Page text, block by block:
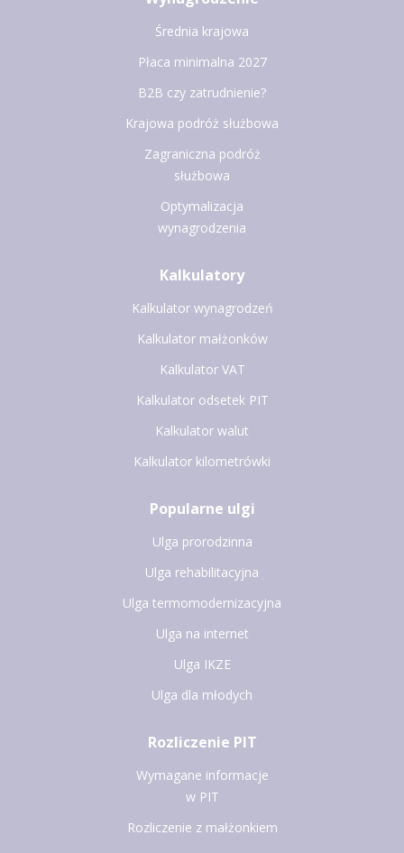
Średnia krajowa
Płaca minimalna 2027
B2B czy zatrudnienie?
Krajowa podróż służbowa
Zagraniczna podróż
służbowa
Optymalizacja
wynagrodzenia
Kalkulatory
Kalkulator wynagrodzeń
Kalkulator małżonków
Kalkulator VAT
Kalkulator odsetek PIT
Kalkulator walut
Kalkulator kilometrówki
Popularne ulgi
Ulga prorodzinna
Ulga rehabilitacyjna
Ulga termomodernizacyjna
Ulga na internet
Ulga IKZE
Ulga dla młodych
Rozliczenie PIT
Wymagane informacje
w PIT
Rozliczenie z małżonkiem